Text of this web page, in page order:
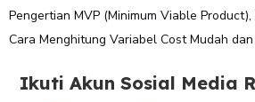
Pengertian MVP (Minimum Viable
Cara Menghitung Variabel Cost Mudah
Ikuti Akun Sosial Media